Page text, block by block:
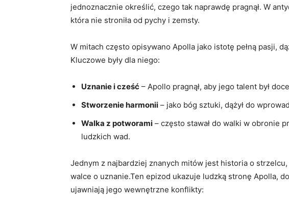
jednoznacznie określić, czego tak naprawdę pragnął. W
która nie stroniła od pychy i zemsty.
W mitach często​ opisywano Apolla jako istotę pełną pasji,
Kluczowe były dla niego:
Uznanie i cześć ⁢– Apollo pragnął, aby jego talent był
Stworzenie harmonii – jako bóg sztuki, dążył do
Walka z ⁢potworami ⁤– ⁤często⁤ stawał do walki w obronie
ludzkich wad.
Jednym z ⁤najbardziej ⁢znanych ⁣mitów jest ⁣historia o
walce o uznanie.Ten epizod ukazuje ​ludzką stronę⁤ Apolla,
ujawniają jego wewnętrzne konflikty: